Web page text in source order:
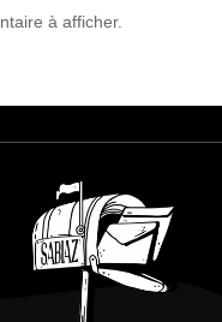
à afficher.